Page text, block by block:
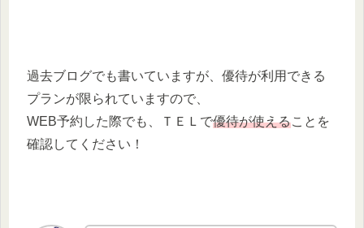
過去ブログでも書いていますが、優待が利用できる
プランが限られていますので、
WEB予約した際でも、ＴＥＬで優待が使えることを
確認してください！